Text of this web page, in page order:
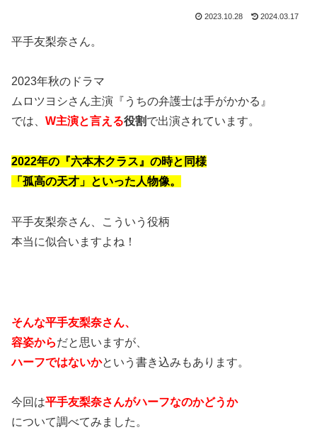
2023.10.28 2024.03.17
平手友梨奈さん。
2023年秋のドラマ
ムロツヨシさん主演『うちの弁護士は手がかかる』
では、 W主演と言える役割で出演されています。
2022年の『六本木クラス』の時と同様
「孤高の天才」といった人物像。
平手友梨奈さん、こういう役柄
本当に似合いますよね！
そんな平手友梨奈さん、
容姿からだと思いますが、
ハーフではないかという書き込みもあります。
今回は平手友梨奈さんがハーフなのかどうか
について調べてみました。